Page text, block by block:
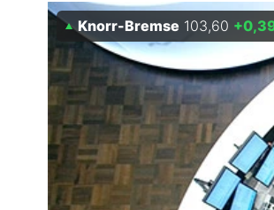
Experten
Mein B:O
Mein Konto
Folgen Sie uns
Knorr-Bremse 103,60